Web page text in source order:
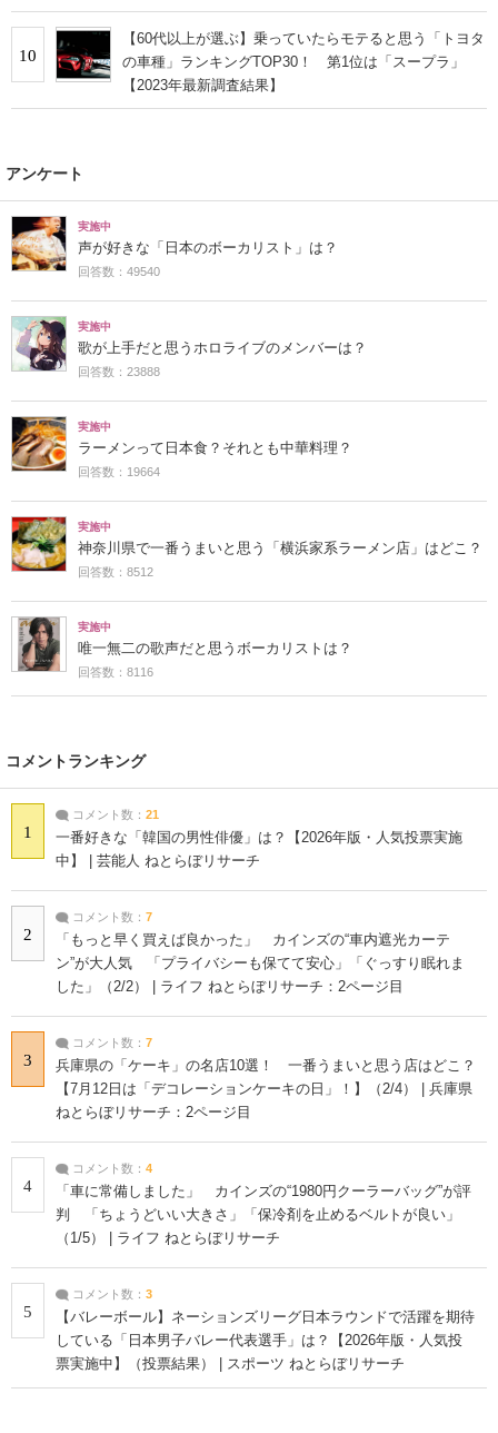
10
【60代以上が選ぶ】乗っていたらモテると思う「トヨタ
の車種」ランキングTOP30！ 第1位は「スープラ」
【2023年最新調査結果】
アンケート
実施中
声が好きな「日本のボーカリスト」は？
回答数：49540
実施中
歌が上手だと思うホロライブのメンバーは？
回答数：23888
実施中
ラーメンって日本食？それとも中華料理？
回答数：19664
実施中
神奈川県で一番うまいと思う「横浜家系ラーメン店」はどこ？
回答数：8512
実施中
唯一無二の歌声だと思うボーカリストは？
回答数：8116
コメントランキング
1
コメント数： 21
一番好きな「韓国の男性俳優」は？【2026年版・人気投票実施
中】 | 芸能人 ねとらぼリサーチ
2
コメント数： 7
「もっと早く買えば良かった」 カインズの“車内遮光カーテ
ン”が大人気 「プライバシーも保てて安心」「ぐっすり眠れま
した」（2/2） | ライフ ねとらぼリサーチ：2ページ目
3
コメント数： 7
兵庫県の「ケーキ」の名店10選！ 一番うまいと思う店はどこ？
【7月12日は「デコレーションケーキの日」！】（2/4） | 兵庫県
ねとらぼリサーチ：2ページ目
4
コメント数： 4
「車に常備しました」 カインズの“1980円クーラーバッグ”が評
判 「ちょうどいい大きさ」「保冷剤を止めるベルトが良い」
（1/5） | ライフ ねとらぼリサーチ
5
コメント数： 3
【バレーボール】ネーションズリーグ日本ラウンドで活躍を期待
している「日本男子バレー代表選手」は？【2026年版・人気投
票実施中】（投票結果） | スポーツ ねとらぼリサーチ